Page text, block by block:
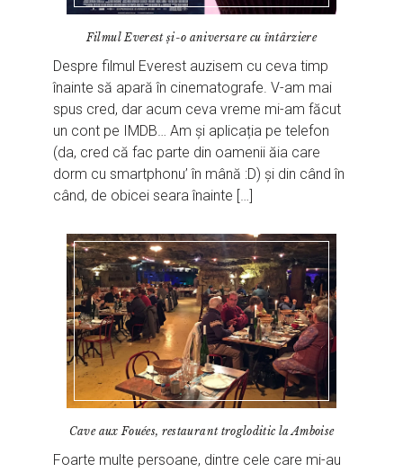
Filmul Everest și-o aniversare cu întârziere
Despre filmul Everest auzisem cu ceva timp
înainte să apară în cinematografe. V-am mai
spus cred, dar acum ceva vreme mi-am făcut
un cont pe IMDB… Am și aplicația pe telefon
(da, cred că fac parte din oamenii ăia care
dorm cu smartphonu’ în mână :D) și din când în
când, de obicei seara înainte […]
Cave aux Fouées, restaurant trogloditic la Amboise
Foarte multe persoane, dintre cele care mi-au